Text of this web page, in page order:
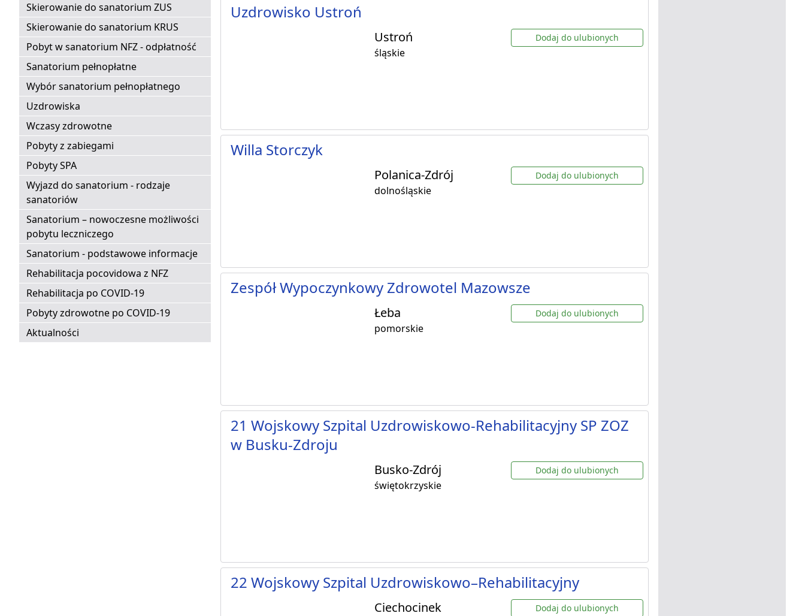
Skierowanie do sanatorium ZUS
Skierowanie do sanatorium KRUS
Pobyt w sanatorium NFZ - odpłatność
Sanatorium pełnopłatne
Wybór sanatorium pełnopłatnego
Uzdrowiska
Wczasy zdrowotne
Pobyty z zabiegami
Pobyty SPA
Wyjazd do sanatorium - rodzaje
sanatoriów
Sanatorium – nowoczesne możliwości
pobytu leczniczego
Sanatorium - podstawowe informacje
Rehabilitacja pocovidowa z NFZ
Rehabilitacja po COVID-19
Pobyty zdrowotne po COVID-19
Aktualności
Uzdrowisko Ustroń
Ustroń
śląskie
Dodaj do ulubionych
Willa Storczyk
Polanica-Zdrój
dolnośląskie
Dodaj do ulubionych
Zespół Wypoczynkowy Zdrowotel Mazowsze
Łeba
pomorskie
Dodaj do ulubionych
21 Wojskowy Szpital Uzdrowiskowo-Rehabilitacyjny SP ZOZ
w Busku-Zdroju
Busko-Zdrój
świętokrzyskie
Dodaj do ulubionych
22 Wojskowy Szpital Uzdrowiskowo–Rehabilitacyjny
Ciechocinek Dodaj do ulubionych